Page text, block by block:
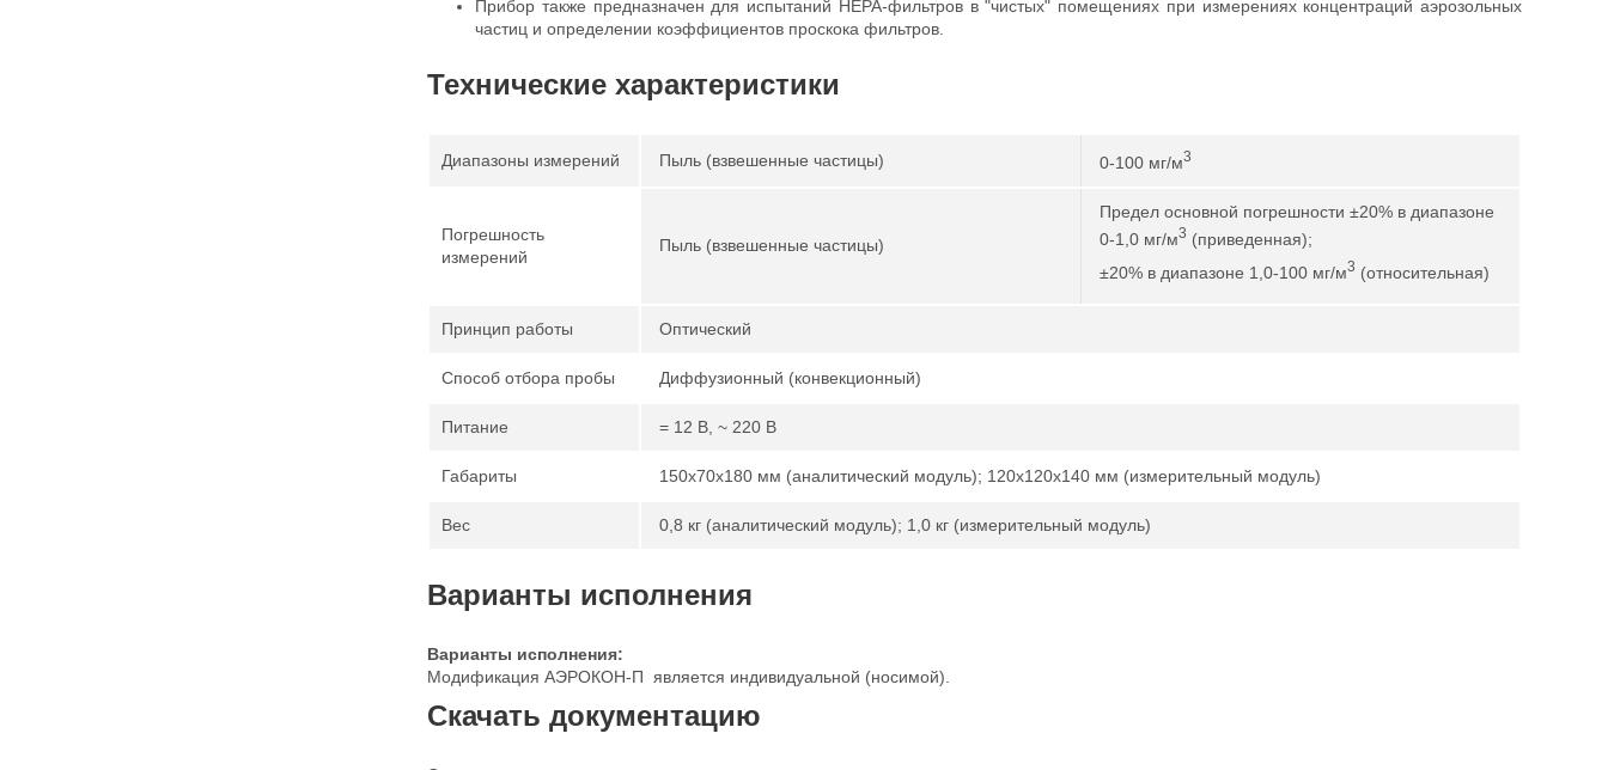
Прибор также предназначен для испытаний НЕРА-фильтров в "чистых" помещениях при измерениях концентраций аэрозольных
частиц и определении коэффициентов проскока фильтров.
Технические характеристики
Диапазоны измерений Пыль (взвешенные частицы) 0-100 мг/м3
Погрешность
измерений
Пыль (взвешенные частицы)
Предел основной погрешности ±20% в диапазоне
0-1,0 мг/м3 (приведенная);
±20% в диапазоне 1,0-100 мг/м3 (относительная)
Принцип работы Оптический
Способ отбора пробы Диффузионный (конвекционный)
Питание = 12 В, ~ 220 В
Габариты 150х70х180 мм (аналитический модуль); 120х120х140 мм (измерительный модуль)
Вес 0,8 кг (аналитический модуль); 1,0 кг (измерительный модуль)
Варианты исполнения
Варианты исполнения:
Модификация АЭРОКОН-П является индивидуальной (носимой).
Скачать документацию